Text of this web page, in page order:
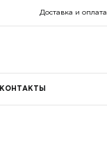
Доставка и оплата
КОНТАКТЫ